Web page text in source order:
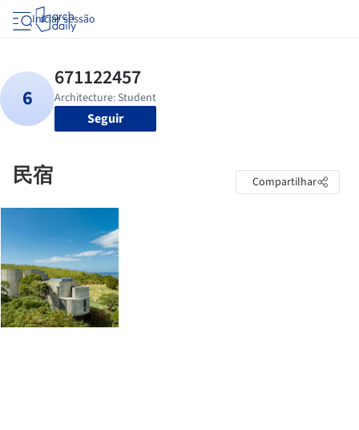
Iniciar sessão
Seguir
民宿 Compartilhar